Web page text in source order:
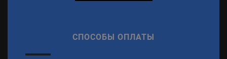
СПОСОБЫ ОПЛАТЫ